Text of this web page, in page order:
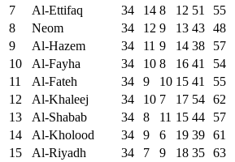
7
Al-Ettifaq 34 14 8 12 51 55
8
Neom 34 12 9 13 43 48
9
Al-Hazem 34 11 9 14 38 57
10
Al-Fayha 34 10 8 16 41 54
11
Al-Fateh 34 9 10 15 41 55
12
Al-Khaleej 34 10 7 17 54 62
13
Al-Shabab 34 8 11 15 44 57
14
Al-Kholood 34 9 6 19 39 61
15
Al-Riyadh 34 7 9 18 35 63